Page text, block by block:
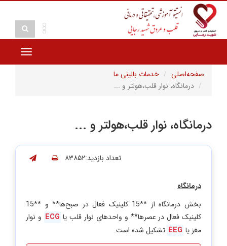
Toggle
صفحه‌اصلی
خدمات بالینی ما
درمانگاه، نوار قلب،هولتر و ...
درمانگاه، نوار قلب،هولتر و ...
تعداد بازدید:۸۳۸۵۲
درمانگاه
بخش درمانگاه از **15 کلینیک فعال در صبح‌ها** و **15
کلینیک فعال در عصرها** و واحدهای نوار قلب یا ECG و نوار
مغز یا EEG تشکیل شده است.